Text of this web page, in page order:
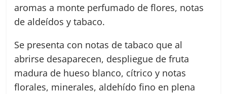
aromas a monte perfumado de flores, notas
de aldeídos y tabaco.
Se presenta con notas de tabaco que al
abrirse desaparecen, despliegue de fruta
madura de hueso blanco, cítrico y notas
florales, minerales, aldehído fino en plena